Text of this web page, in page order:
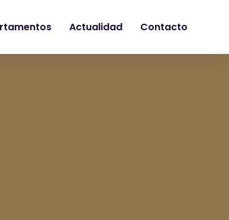
Actualidad Contacto